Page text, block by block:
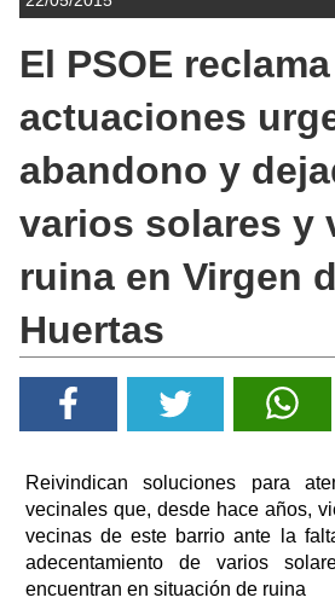
El PSOE reclama
actuaciones
abandono y
varios solares y
ruina en Virgen
Huertas
Reivindican soluciones para
vecinales que, desde hace años,
vecinas de este barrio ante la
adecentamiento de varios
encuentran en situación de ruina